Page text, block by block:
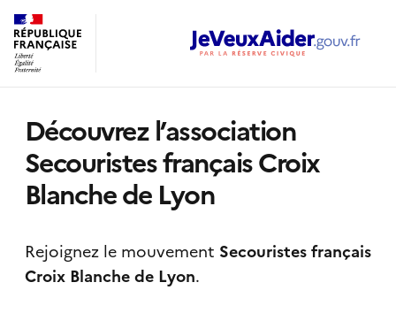
Découvrez l’association
Secouristes français Croix
Blanche de Lyon
Rejoignez le mouvement Secouristes français
Croix Blanche de Lyon.